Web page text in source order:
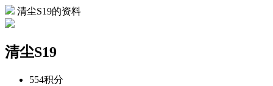
清尘S19的资料
清尘S19
554积分